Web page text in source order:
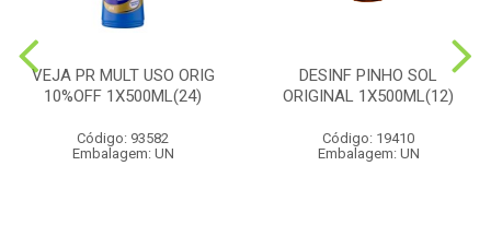
VEJA PR MULT USO ORIG
10%OFF 1X500ML(24)
Código: 93582
Embalagem: UN
DESINF PINHO SOL
ORIGINAL 1X500ML(12)
Código: 19410
Embalagem: UN